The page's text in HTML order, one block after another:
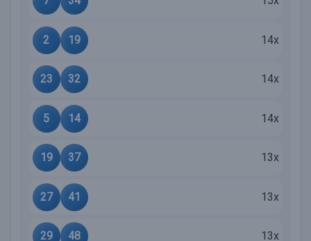
2 19 14x
23 32 14x
5 14 14x
19 37 13x
27 41 13x
29 48 13x